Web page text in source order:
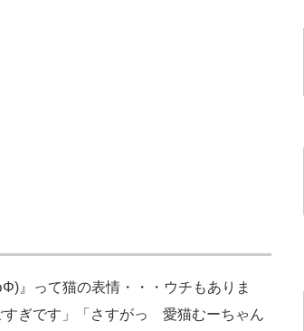
』って猫の表情・・・ウチもありま
すぎです」「さすがっ 愛猫むーちゃん